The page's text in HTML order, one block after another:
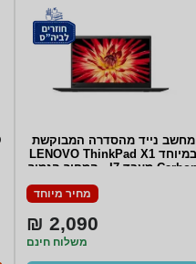
מחשב נייד מהסדרה המבוקשת
במיוחד LENOVO ThinkPad X1
Carbon מעבד I7 - המחיר הנמוך
בשוק Lenovo Carbon X1 6th
Gen i7-8550U/16GB ddr4 (no
touch/WIN11Pro
מחיר מיוחד
2,090 ₪
משלוח חינם